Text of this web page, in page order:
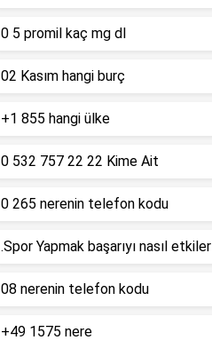
0 5 promil kaç mg dl
02 Kasım hangi burç
+1 855 hangi ülke
0 532 757 22 22 Kime Ait
0 265 nerenin telefon kodu
.Spor Yapmak başarıyı nasıl etkiler
08 nerenin telefon kodu
+49 1575 nere